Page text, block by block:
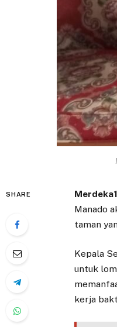
SHARE
Manado
taman
Kepala
untuk
kerja